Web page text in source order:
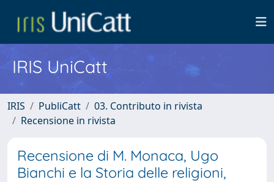
IRIS UniCatt
IRIS PubliCatt
03. Contributo in rivista
Recensione in rivista
Recensione di M. Monaca, Ugo
Bianchi e la Storia delle religioni,